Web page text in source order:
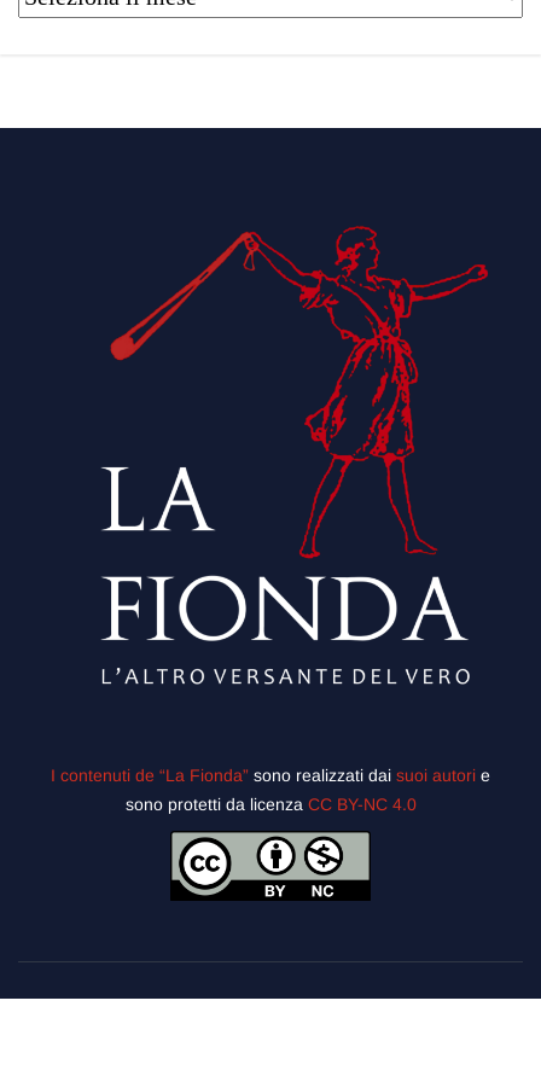
I contenuti de “La Fionda” sono realizzati dai suoi autori e
sono protetti da licenza CC BY-NC 4.0